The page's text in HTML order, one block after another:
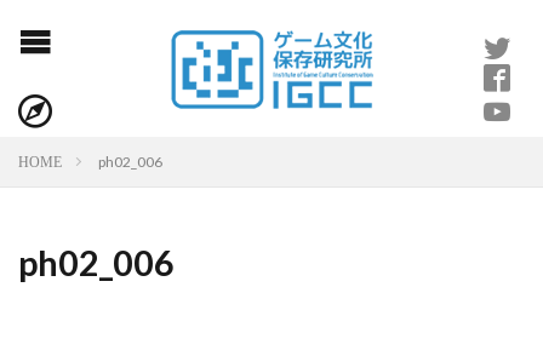
HOME ph02_006
ph02_006